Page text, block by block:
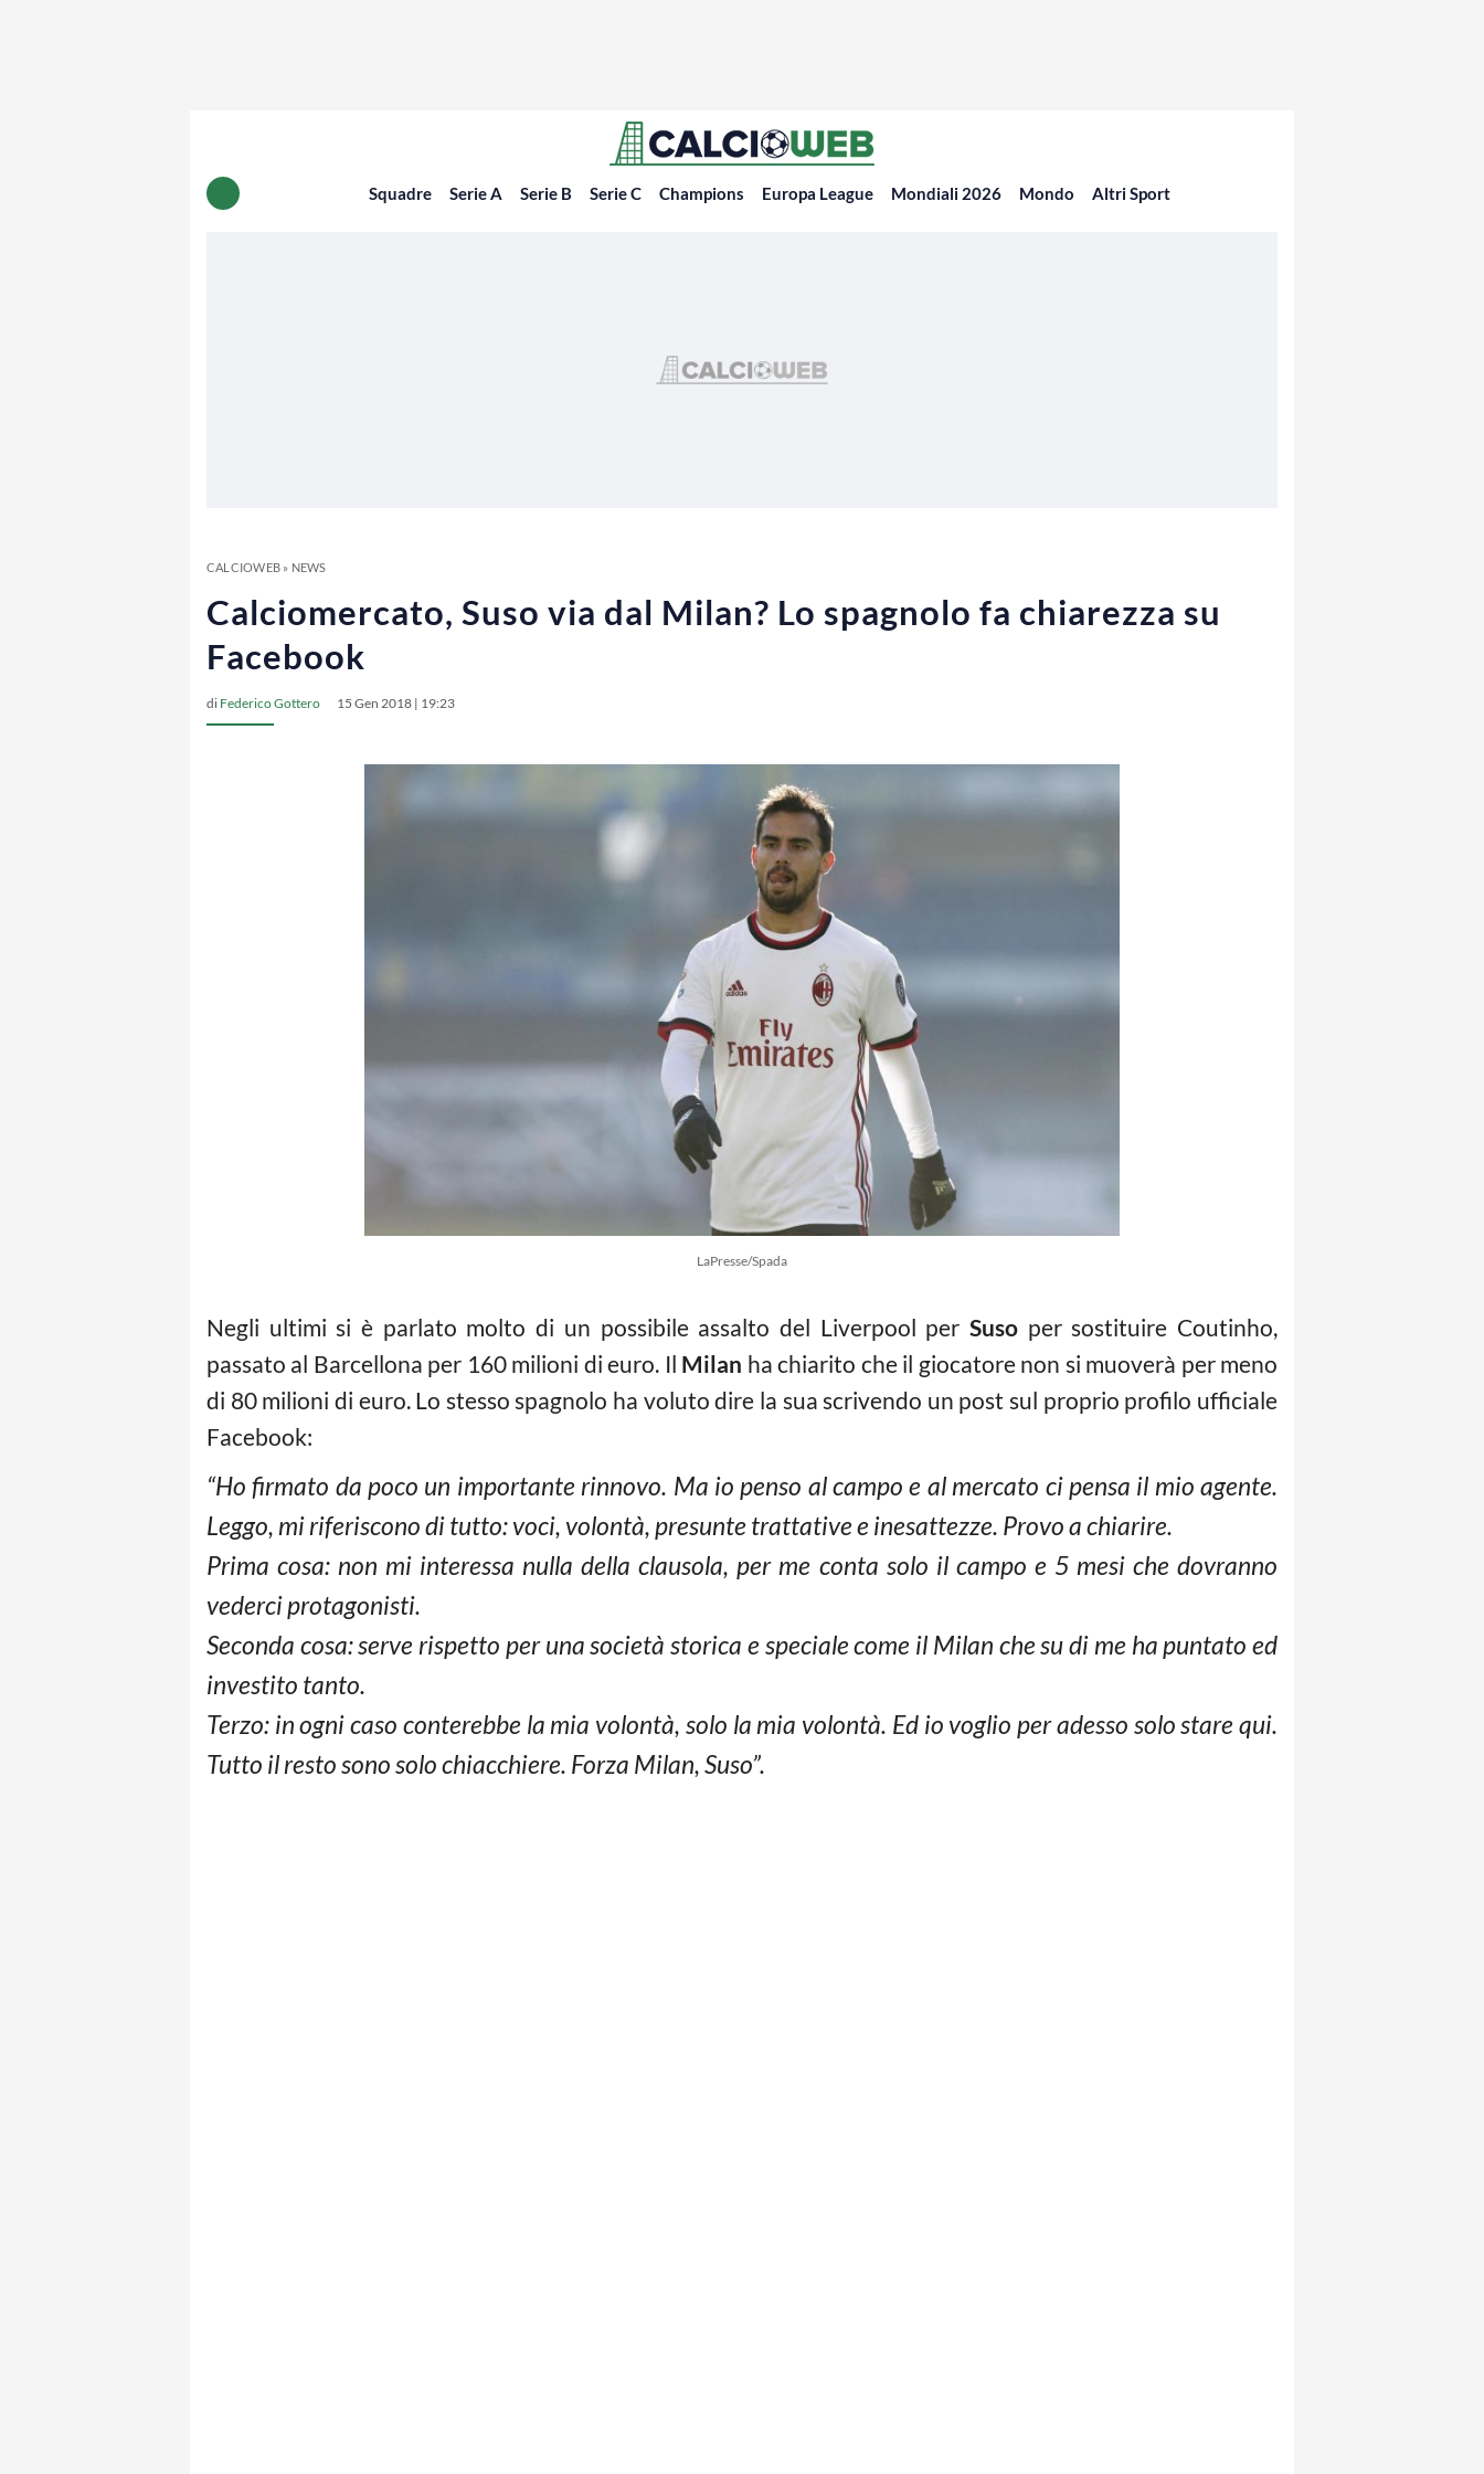
Squadre Serie A Serie B Serie C Champions Europa League Mondiali 2026 Mondo Altri Sport
CALCIOWEB» NEWS
Calciomercato, Suso via dal Milan? Lo spagnolo fa chiarezza su
Facebook
di Federico Gottero 15 Gen 2018 | 19:23
LaPresse/Spada
Negli ultimi si è parlato molto di un possibile assalto del Liverpool per Susoper sostituire Coutinho,
passato al Barcellona per 160 milioni di euro. Il Milan ha chiarito che il giocatore non si muoverà per meno
di 80 milioni di euro. Lo stesso spagnolo ha voluto dire la sua scrivendo un post sul proprio profilo ufficiale
Facebook:
“Ho firmato da poco un importante rinnovo. Ma io penso al campo e al mercato ci pensa il mio agente.
Leggo, mi riferiscono di tutto: voci, volontà, presunte trattative e inesattezze. Provo a chiarire.
Prima cosa: non mi interessa nulla della clausola, per me conta solo il campo e 5 mesi che dovranno
vederci protagonisti.
Seconda cosa: serve rispetto per una società storica e speciale come il Milan che su di me ha puntato ed
investito tanto.
Terzo: in ogni caso conterebbe la mia volontà, solo la mia volontà. Ed io voglio per adesso solo stare qui.
Tutto il resto sono solo chiacchiere. Forza Milan, Suso”.